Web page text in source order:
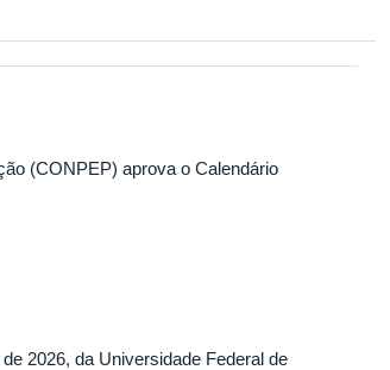
(CONPEP) aprova o Calendário
2026, da Universidade Federal de